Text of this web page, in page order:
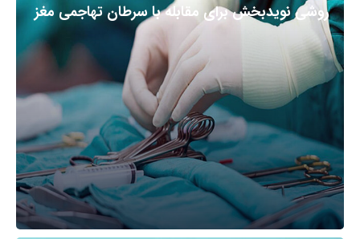
روشی نویدبخش برای مقابله با سرطان تهاجمی مغز